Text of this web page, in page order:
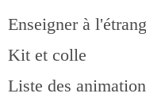
Enseigner à
Kit et colle
Liste des